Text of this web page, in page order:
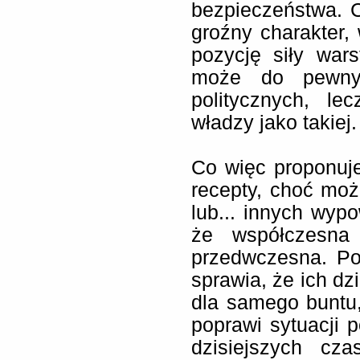
bezpieczeństwa.
groźny charakter,
pozycję siły
może do
politycznych,
władzy jako takiej.
Co więc
recepty, choć
lub... innych
że
przedwczesna.
sprawia, że ich
dla samego
poprawi sytuacji
dzisiejszych